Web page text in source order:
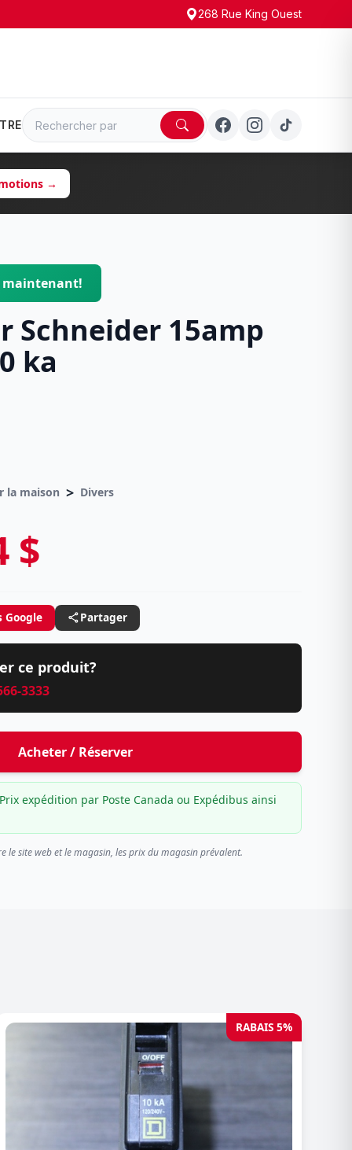
268 Rue King Ouest
→
maintenant!
Schneider 15amp
ka
la maison > Divers
$
Google Partager
ce produit?
3333
Acheter / Réserver
Prix expédition par Poste Canada ou Expédibus ainsi
le site web et le magasin, les prix du magasin prévalent.
RABAIS 5%